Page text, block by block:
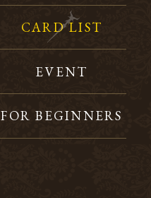
CARD LIST
EVENT
FOR BEGINNERS